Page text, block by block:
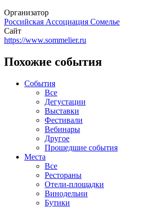
Организатор
Российская Ассоциация Сомелье
Сайт
https://www.sommelier.ru
Похожие события
События
Все
Дегустации
Выставки
Фестивали
Вебинары
Другое
Прошедшие события
Места
Все
Рестораны
Отели-площадки
Винодельни
Бутики